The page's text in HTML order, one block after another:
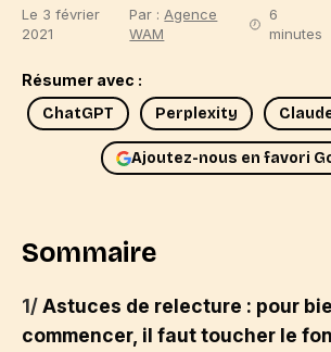
Le 3 février
2021
Par : Agence
WAM
6
minutes
Résumer avec :
ChatGPT
Perplexity
Ajoutez-nous en favori
Sommaire
1/Astuces de relecture : pour
commencer, il faut toucher le